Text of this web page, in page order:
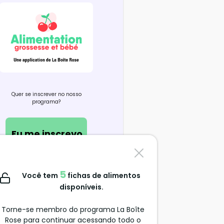
Quer se inscrever no nosso
programa?
Eu me inscrevo
Contate-nos
support@alimentation-
Você tem 5 fichas de alimentos
disponíveis.
Torne-se membro do programa La Boîte
Rose para continuar acessando todo o